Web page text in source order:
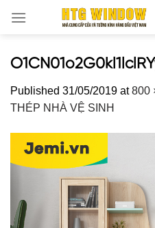
Published 31/05/2019 at800
THÉP NHÀ VỆ SINH